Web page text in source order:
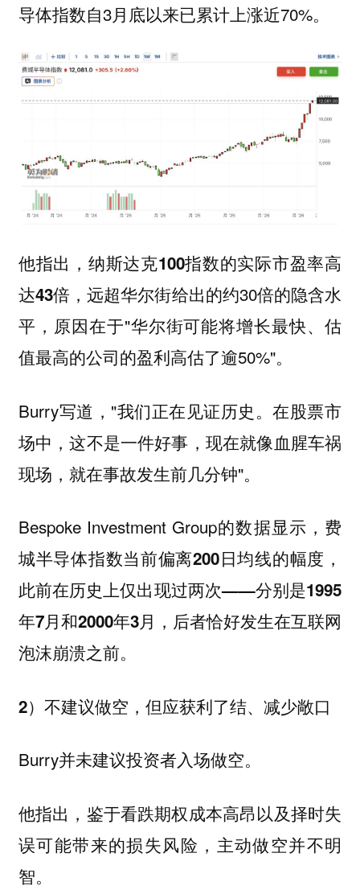
导体指数自3月底以来已累计上涨近70%。
他指出， 纳斯达克100指数的实际市盈率高
达43倍 ，远超华尔街给出的约30倍的隐含水
平，原因在于"华尔街可能将增长最快、估
值最高的公司的盈利高估了逾50%"。
Burry写道，"我们正在见证历史。在股票市
场中，这不是一件好事，现在就像血腥车祸
现场，就在事故发生前几分钟"。
Bespoke Investment Group的数据显示， 费
城半导体指数当前偏离200日均线的幅度，
此前在历史上仅出现过两次——分别是1995
年7月和2000年3月，后者恰好发生在互联网
泡沫崩溃之前。
2）不建议做空，但应获利了结、减少敞口
Burry并未建议投资者入场做空。
他指出，鉴于看跌期权成本高昂以及择时失
误可能带来的损失风险，主动做空并不明
智。